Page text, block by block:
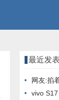
最近发表
网友:掐着人
vivo S17 Pro 手